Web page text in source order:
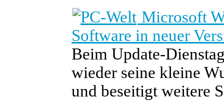
Microsoft
Software in neuer
Beim Update-
wieder seine kleine
und beseitigt weitere